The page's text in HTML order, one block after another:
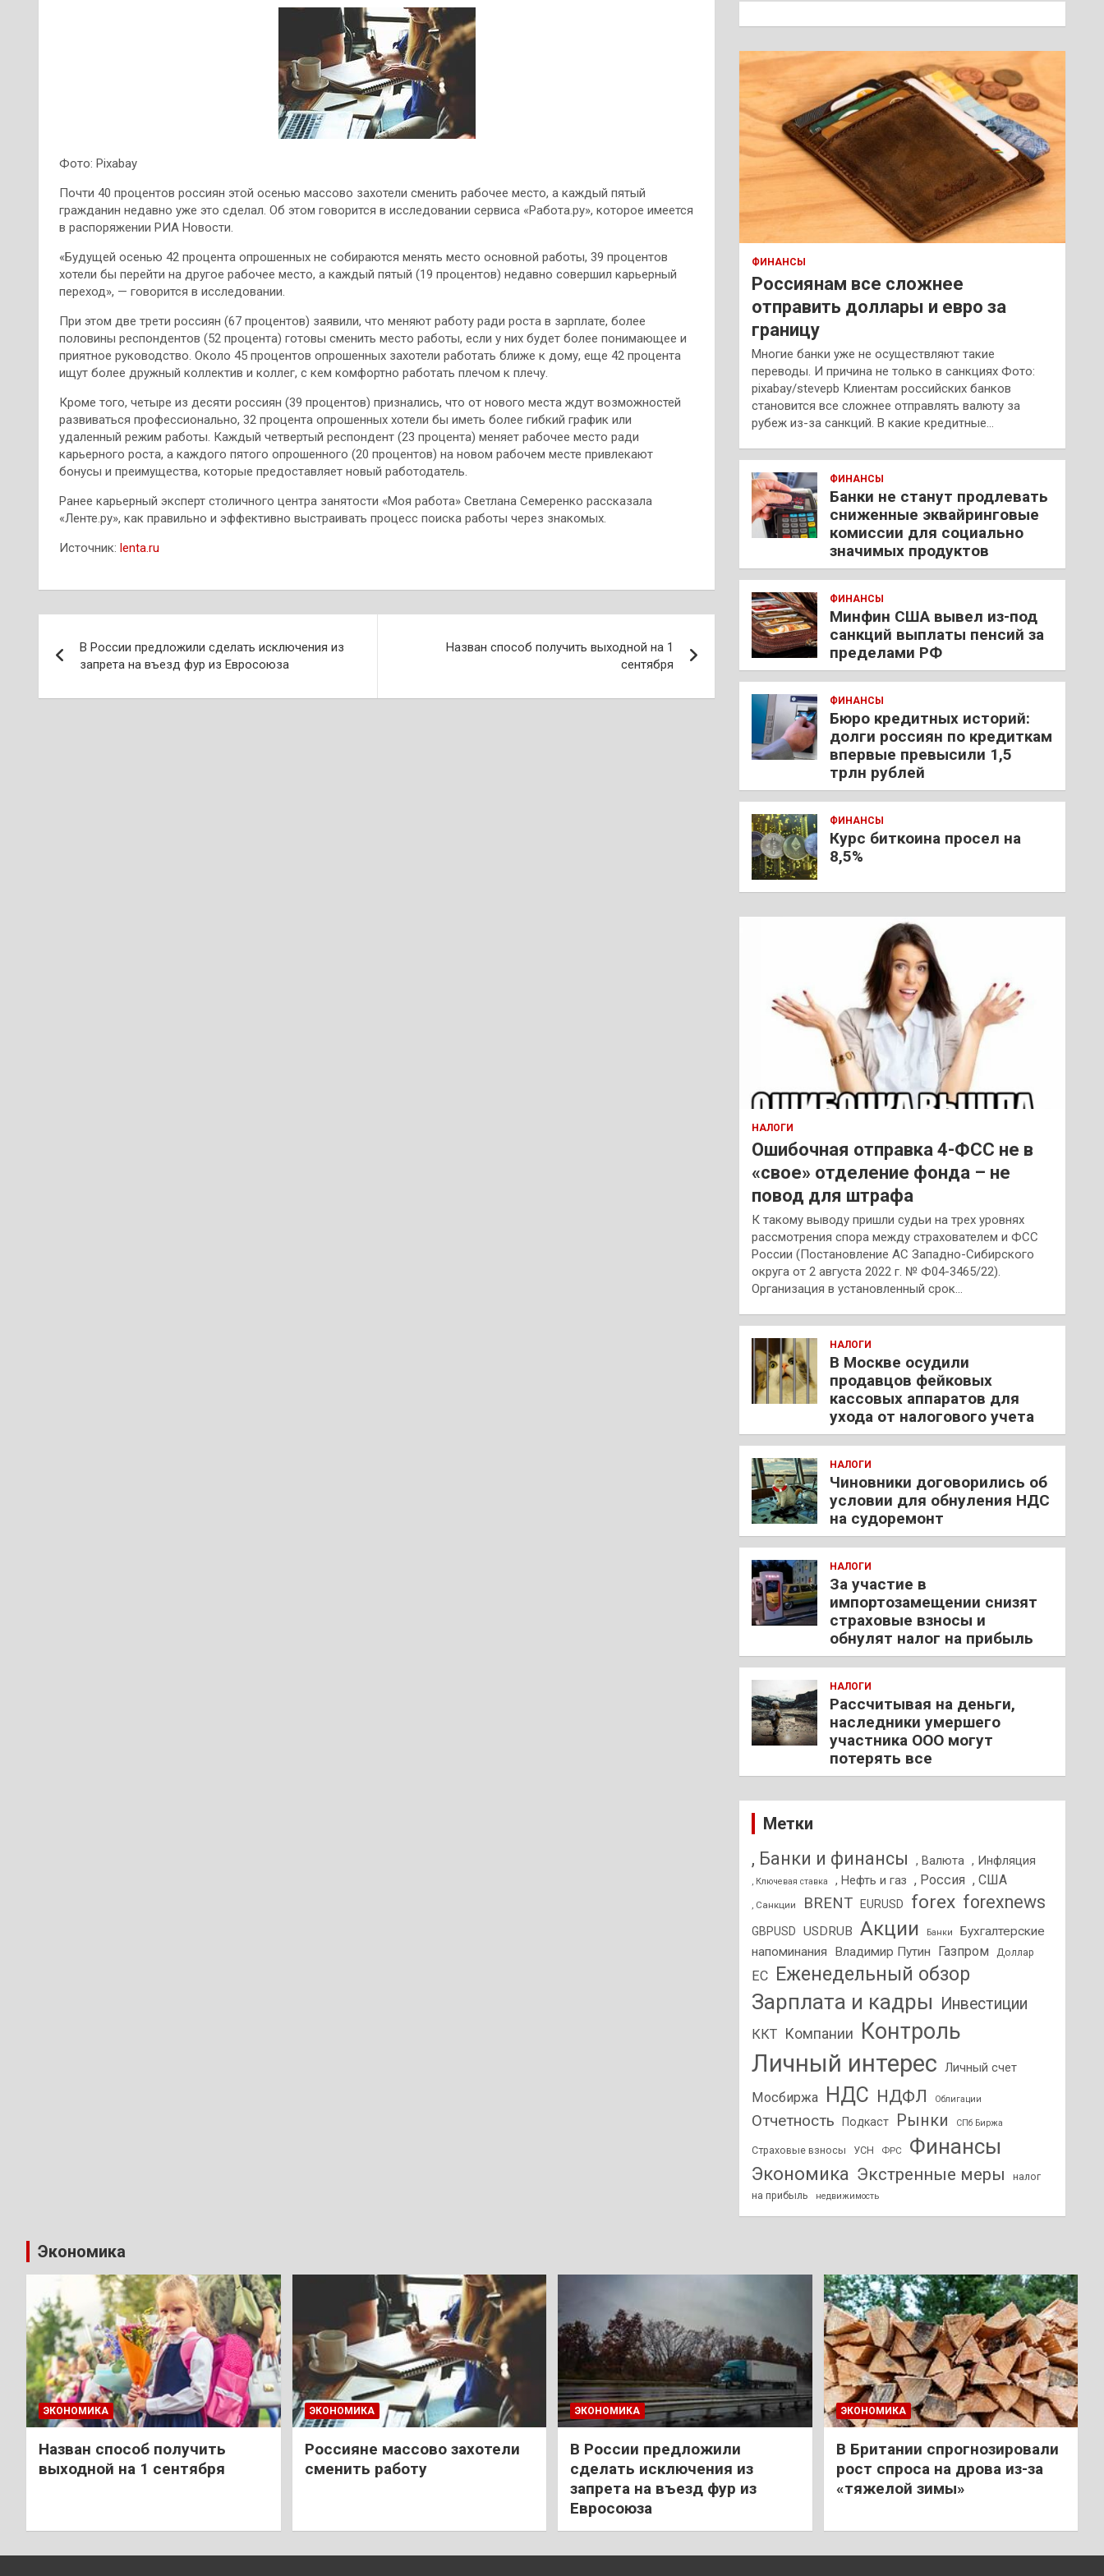
Фото: Pixabay
Почти 40 процентов россиян этой осенью массово захотели сменить рабочее место, а каждый пятый
гражданин недавно уже это сделал. Об этом говорится в исследовании сервиса «Работа.ру», которое имеется
в распоряжении РИА Новости.
«Будущей осенью 42 процента опрошенных не собираются менять место основной работы, 39 процентов
хотели бы перейти на другое рабочее место, а каждый пятый (19 процентов) недавно совершил карьерный
переход», — говорится в исследовании.
При этом две трети россиян (67 процентов) заявили, что меняют работу ради роста в зарплате, более
половины респондентов (52 процента) готовы сменить место работы, если у них будет более понимающее и
приятное руководство. Около 45 процентов опрошенных захотели работать ближе к дому, еще 42 процента
ищут более дружный коллектив и коллег, с кем комфортно работать плечом к плечу.
Кроме того, четыре из десяти россиян (39 процентов) признались, что от нового места ждут возможностей
развиваться профессионально, 32 процента опрошенных хотели бы иметь более гибкий график или
удаленный режим работы. Каждый четвертый респондент (23 процента) меняет рабочее место ради
карьерного роста, а каждого пятого опрошенного (20 процентов) на новом рабочем месте привлекают
бонусы и преимущества, которые предоставляет новый работодатель.
Ранее карьерный эксперт столичного центра занятости «Моя работа» Светлана Семеренко рассказала
«Ленте.ру», как правильно и эффективно выстраивать процесс поиска работы через знакомых.
Источник: lenta.ru
по
записям
В России предложили сделать исключения из
запрета на въезд фур из Евросоюза
Назван способ получить выходной на 1
сентября
к
ФИНАНСЫ
Россиянам все сложнее
отправить доллары и евро за
границу
Многие банки уже не осуществляют такие
переводы. И причина не только в санкциях Фото:
pixabay/stevepb Клиентам российских банков
становится все сложнее отправлять валюту за
рубеж из-за санкций. В какие кредитные…
ФИНАНСЫ
Банки не станут продлевать
сниженные эквайринговые
комиссии для социально
значимых продуктов
ФИНАНСЫ
Минфин США вывел из-под
санкций выплаты пенсий за
пределами РФ
ФИНАНСЫ
Бюро кредитных историй:
долги россиян по кредиткам
впервые превысили 1,5
трлн рублей
ФИНАНСЫ
Курс биткоина просел на
8,5%
НАЛОГИ
Ошибочная отправка 4-ФСС не в
«свое» отделение фонда – не
повод для штрафа
К такому выводу пришли судьи на трех уровнях
рассмотрения спора между страхователем и ФСС
России (Постановление АС Западно-Сибирского
округа от 2 августа 2022 г. № Ф04-3465/22).
Организация в установленный срок…
НАЛОГИ
В Москве осудили
продавцов фейковых
кассовых аппаратов для
ухода от налогового учета
НАЛОГИ
Чиновники договорились об
условии для обнуления НДС
на судоремонт
НАЛОГИ
За участие в
импортозамещении снизят
страховые взносы и
обнулят налог на прибыль
НАЛОГИ
Рассчитывая на деньги,
наследники умершего
участника ООО могут
потерять все
Метки
, Банки и финансы , Валюта , Инфляция
, Ключевая ставка , Нефть и газ , Россия , США
, Санкции BRENT EURUSD forex forexnews
GBPUSD USDRUB Акции Банки
Бухгалтерские
напоминания
Владимир Путин Газпром Доллар
ЕС Еженедельный обзор
Зарплата и кадры Инвестиции
ККТ Компании Контроль
Личный интерес Личный счет
Мосбиржа НДС НДФЛ Облигации
Отчетность Подкаст Рынки СПб Биржа
Страховые взносы УСН ФРС Финансы
Экономика Экстренные меры
налог
на прибыль
недвижимость
Экономика
ЭКОНОМИКА
Назван способ получить
выходной на 1 сентября
ЭКОНОМИКА
Россияне массово захотели
сменить работу
ЭКОНОМИКА
В России предложили
сделать исключения из
запрета на въезд фур из
Евросоюза
ЭКОНОМИКА
В Британии спрогнозировали
рост спроса на дрова из-за
«тяжелой зимы»